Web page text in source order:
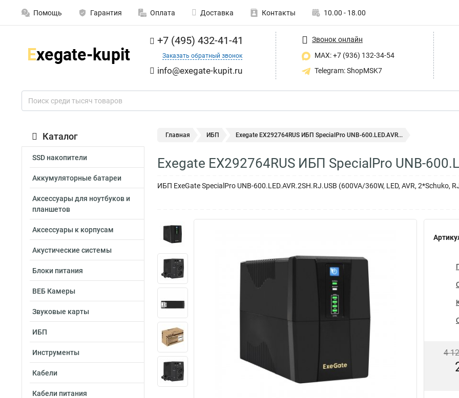
Помощь Гарантия Оплата Доставка Контакты 10.00 - 18.00
+7 (495) 432-41-41
Заказать обратный звонок
info@exegate-kupit.ru
Звонок онлайн
MAX: +7 (936) 132-34-54
Telegram: ShopMSK7
Каталог
SSD накопители
Аккумуляторные батареи
Аксессуары для ноутбуков и
планшетов
Аксессуары к корпусам
Акустические системы
Блоки питания
ВЕБ Камеры
Звуковые карты
ИБП
Инструменты
Кабели
Кабели питания
Главная ИБП Exegate EX292764RUS ИБП SpecialPro UNB-600.LED.AVR...
Exegate EX292764RUS ИБП SpecialPro UNB-
ИБП ExeGate SpecialPro UNB-600.LED.AVR.2SH.RJ.USB (600VA/360W, LED, AVR, 2*Schuko,
4